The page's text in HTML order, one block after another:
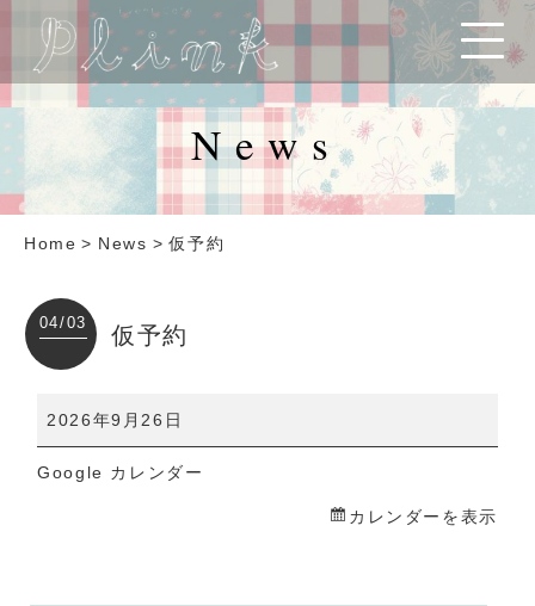
News
Home > News > 仮予約
04/03 仮予約
予
約
2026年9月26日
Google カレンダー
カレンダーを表示